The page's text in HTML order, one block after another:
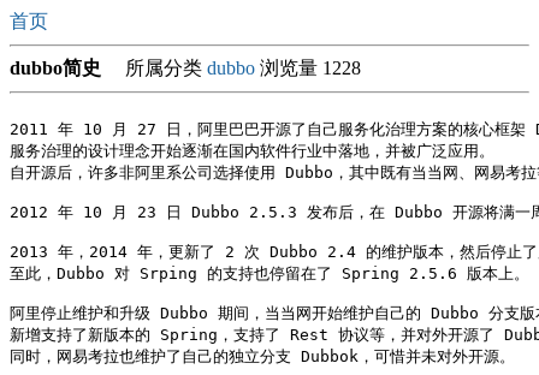
首页
dubbo简史 所属分类 dubbo 浏览量 1228
2011 年 10 月 27 日，阿里巴巴开源了自己服务化治理方案的核心框架
服务治理的设计理念开始逐渐在国内软件行业中落地，并被广泛应用。
自开源后，许多非阿里系公司选择使用 Dubbo，其中既有当当网、网易考
2012 年 10 月 23 日 Dubbo 2.5.3 发布后，在 Dubbo 开源将满一周
2013 年，2014 年，更新了 2 次 Dubbo 2.4 的维护版本，然后停止了
至此，Dubbo 对 Srping 的支持也停留在了 Spring 2.5.6 版本上。
阿里停止维护和升级 Dubbo 期间，当当网开始维护自己的 Dubbo 分支
新增支持了新版本的 Spring，支持了 Rest 协议等，并对外开源了
同时，网易考拉也维护了自己的独立分支 Dubbok，可惜并未对外开源。